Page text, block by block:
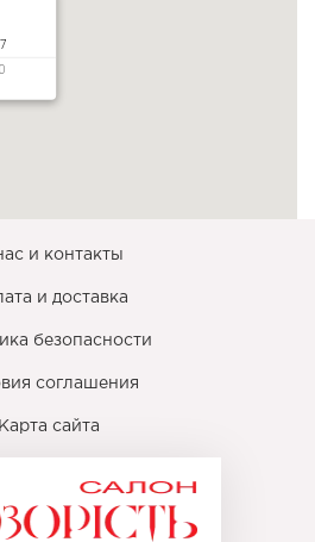
и контакты
и доставка
безопасности
соглашения
Карта сайта